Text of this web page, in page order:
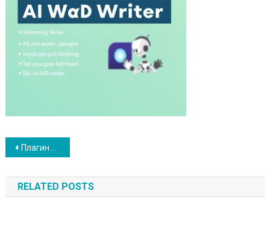
Навигация
по
записям
Плагин AI WP Writer: Революция в создании контента для WordPress
RELATED POSTS